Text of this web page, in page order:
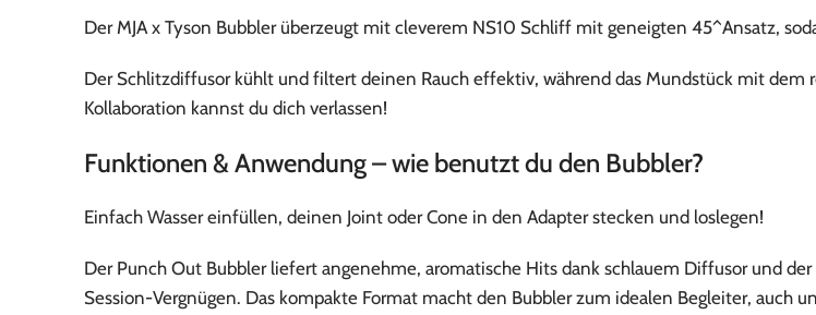
Der MJA x Tyson Bubbler überzeugt mit cleverem NS10 Schliff mit geneigten 45^Ansatz,
Der Schlitzdiffusor kühlt und filtert deinen Rauch effektiv, während das Mundstück mit
Kollaboration kannst du dich verlassen!
Funktionen & Anwendung – wie benutzt du den Bubbler?
Einfach Wasser einfüllen, deinen Joint oder Cone in den Adapter stecken und loslegen!
Der Punch Out Bubbler liefert angenehme, aromatische Hits dank schlauem Diffusor und
Session-Vergnügen. Das kompakte Format macht den Bubbler zum idealen Begleiter, auch